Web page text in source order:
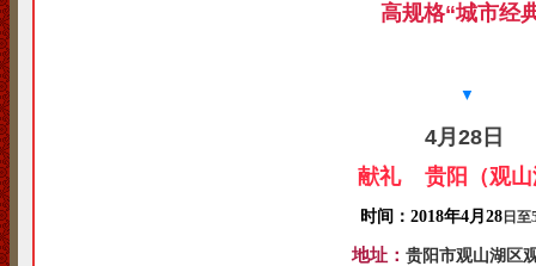
高规格“城市经
▼
4月28日
献礼 贵阳（观山
时间：2018年4月28日至
地址： 贵阳市观山湖区